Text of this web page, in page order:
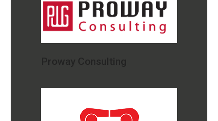
Proway Consulting